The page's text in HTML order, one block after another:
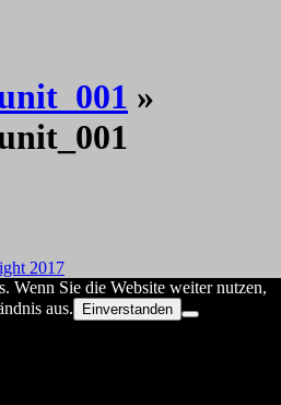
»
2017
Wenn Sie die Website weiter nutzen,
aus.
Einverstanden